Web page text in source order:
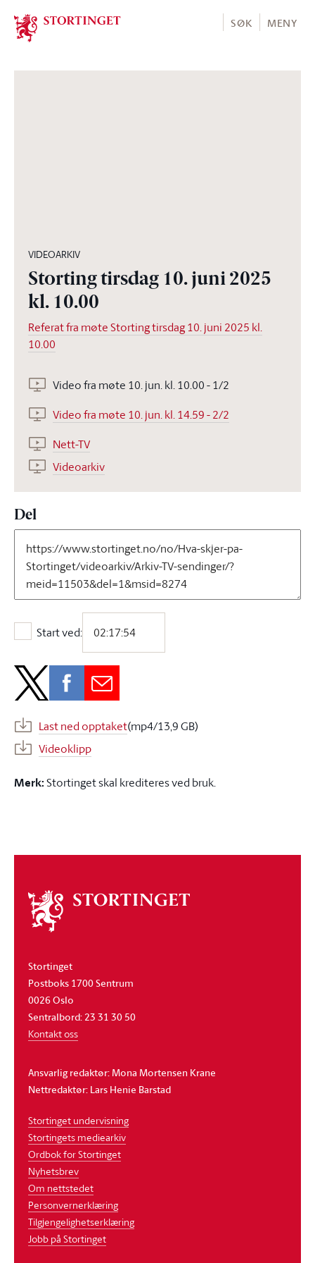
Stortinget.no
SØK MENY
VIDEOARKIV
Storting tirsdag 10. juni 2025
kl. 10.00
Referat fra møte Storting tirsdag 10. juni 2025 kl.
10.00
Video fra møte 10. jun. kl. 10.00 - 1/2
Video fra møte 10. jun. kl. 14.59 - 2/2
Nett-TV
Videoarkiv
Del
Start ved:
Start ved:
Last ned opptaket(mp4/13,9 GB)
Videoklipp
Merk:Stortinget skal krediteres ved bruk.
Om
stortinget
Stortinget
Postboks 1700 Sentrum
0026 Oslo
Sentralbord: 23 31 30 50
Kontakt oss
Ansvarlig redaktør: Mona Mortensen Krane
Nettredaktør: Lars Henie Barstad
Stortinget undervisning
Stortingets mediearkiv
Ordbok for Stortinget
Nyhetsbrev
Om nettstedet
Personvernerklæring
Tilgjengelighetserklæring
Jobb på Stortinget